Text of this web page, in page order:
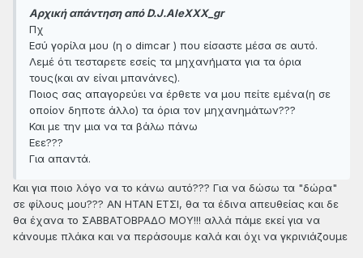
Αρχική απάντηση από D.J.AleXXX_gr
Πχ
Εσύ γορίλα μου (η ο dimcar ) που είσαστε μέσα σε αυτό.
Λεμέ ότι τεσταρετε εσείς τα μηχανήματα για τα όρια
τους(και αν είναι μπανάνες).
Ποιος σας απαγορεύει να έρθετε να μου πείτε εμένα(η σε
οποίον δηποτε άλλο) τα όρια τον μηχανημάτων???
Και με την μια να τα βάλω πάνω
Εεε???
Για απαντά.
Και για ποιο λόγο να το κάνω αυτό??? Για να δώσω τα "δώρα"
σε φίλους μου??? ΑΝ ΗΤΑΝ ΕΤΣΙ, θα τα έδινα απευθείας και δε
θα έχανα το ΣΑΒΒΑΤΟΒΡΑΔΟ ΜΟΥ!!! αλλά πάμε εκεί για να
κάνουμε πλάκα και να περάσουμε καλά και όχι να γκρινιάζουμε